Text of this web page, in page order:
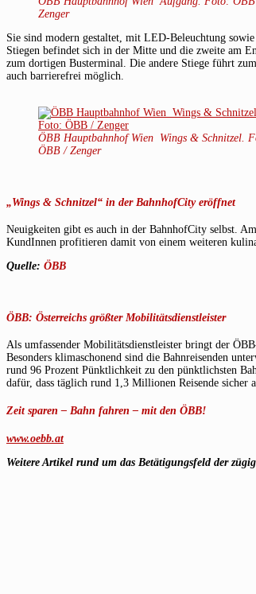
Zenger
Sie sind modern gestaltet, mit LED-Beleuchtung
Stiegen befindet sich in der Mitte und die zweite am
zum dortigen Busterminal. Die andere Stiege führt
auch barrierefrei möglich.
ÖBB Hauptbahnhof Wien ­ Wings & Schnitzel.
ÖBB / Zenger
„Wings & Schnitzel“ in der BahnhofCity eröffnet
Neuigkeiten gibt es auch in der BahnhofCity selbst.
KundInnen profitieren damit von einem weiteren
Quelle: ÖBB
ÖBB: Österreichs größter Mobilitätsdienstleister
Als umfassender Mobilitätsdienstleister bringt der
Besonders klimaschonend sind die Bahnreisenden
rund 96 Prozent Pünktlichkeit zu den pünktlichsten
dafür, dass täglich rund 1,3 Millionen Reisende
Zeit sparen – Bahn fahren – mit den ÖBB!
www.oebb.at
Weitere Artikel rund um das Betätigungsfeld der